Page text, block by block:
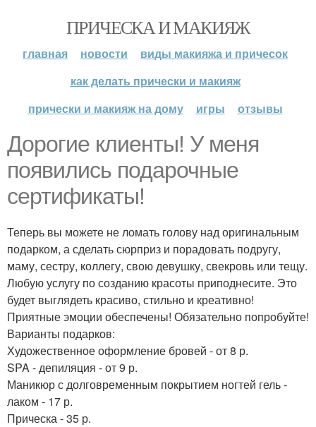
ПРИЧЕСКА И МАКИЯЖ
главная новости
виды макияжа и причесок
как делать прически и макияж
прически и макияж на дому
игры отзывы
Дорогие клиенты! У меня
появились подарочные
сертификаты!
Теперь вы можете не ломать голову над оригинальным
подарком, а сделать сюрприз и порадовать подругу,
маму, сестру, коллегу, свою девушку, свекровь или тещу.
Любую услугу по созданию красоты приподнесите. Это
будет выглядеть красиво, стильно и креативно!
Приятные эмоции обеспечены! Обязательно попробуйте!
Варианты подарков:
Художественное оформление бровей - от 8 р.
SPA - депиляция - от 9 р.
Маникюр с долговременным покрытием ногтей гель -
лаком - 17 р.
Прическа - 35 р.